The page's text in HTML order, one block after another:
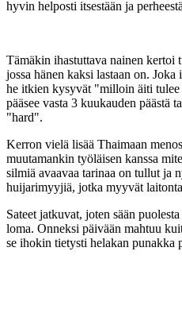
hyvin helposti itsestään ja
Tämäkin ihastuttava nainen kertoi
jossa hänen kaksi lastaan on. Joka
he itkien kysyvät "milloin äiti
pääsee vasta 3 kuukauden päästä
"hard".
Kerron vielä lisää Thaimaan
muutamankin työläisen kanssa
silmiä avaavaa tarinaa on tullut ja
huijarimyyjiä, jotka myyvät
Sateet jatkuvat, joten sään
loma. Onneksi päivään mahtuu
se ihokin tietysti helakan punakka